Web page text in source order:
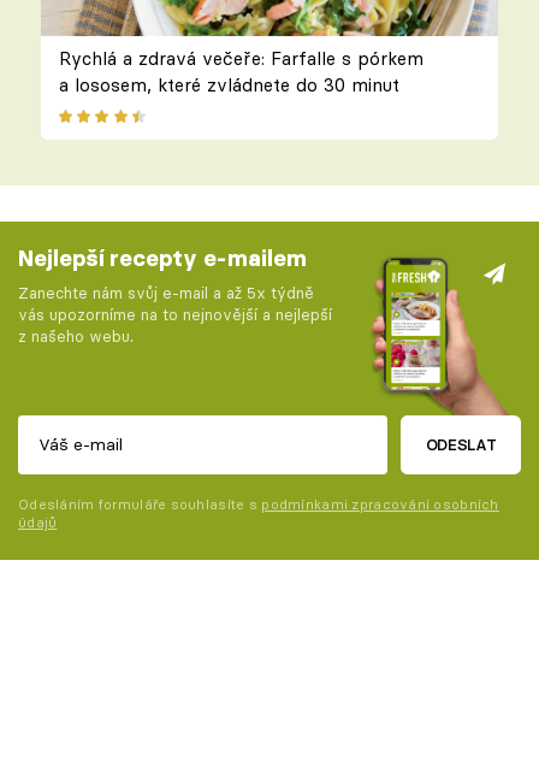
Rychlá a zdravá večeře: Farfalle s pórkem
a lososem, které zvládnete do 30 minut
Nejlepší recepty e-mailem
Zanechte nám svůj e-mail a až 5x týdně
vás upozorníme na to nejnovější a nejlepší
z našeho webu.
ODESLAT
Odesláním formuláře souhlasíte s podmínkami zpracování osobních
údajů